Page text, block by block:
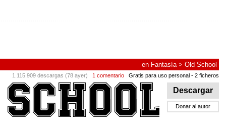
en Fantasía> Old School
1.115.909 descargas (78 ayer) 1 comentario Gratis para uso personal - 2 ficheros
Descargar
Donar al autor